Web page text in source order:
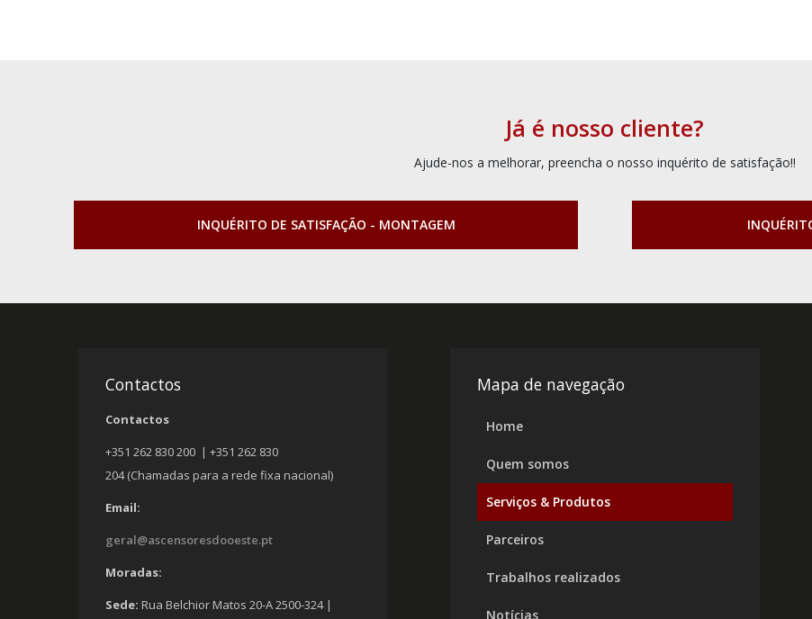
Já é nosso cliente?
Ajude-nos a melhorar, preencha o nosso inquérito de satisfação!!
INQUÉRITO DE SATISFAÇÃO - MONTAGEM
Contactos
Contactos
+351 262 830 200 | +351 262 830
204 (Chamadas para a rede fixa nacional)
Email:
geral@ascensoresdooeste.pt
Moradas:
Sede: Rua Belchior Matos 20-A 2500-324 |
Mapa de navegação
Home
Quem somos
Serviços & Produtos
Parceiros
Trabalhos realizados
Notícias